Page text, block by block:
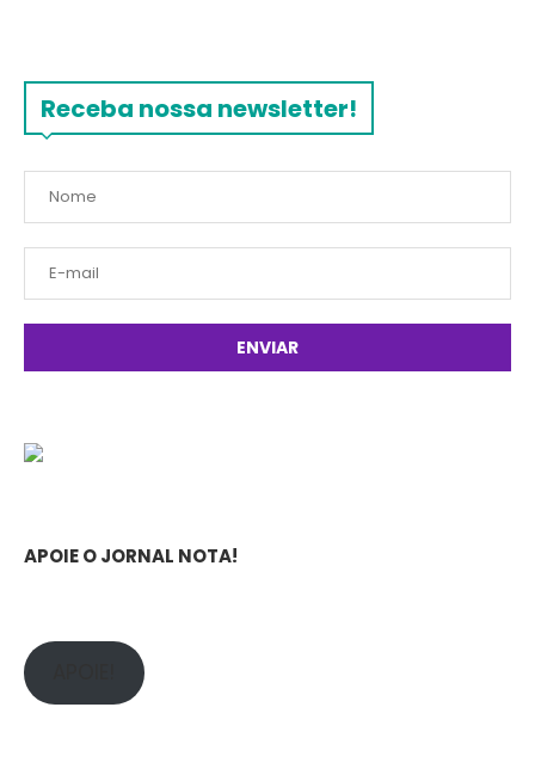
Receba nossa newsletter!
APOIE O JORNAL NOTA!